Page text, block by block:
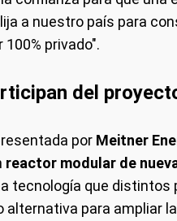
a nuestro país para
privado".
del
por Meitner
reactor modular de
tecnología que distintos
alternativa para ampliar la